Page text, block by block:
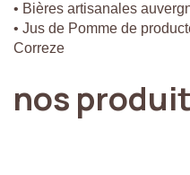
• Bières artisanales
• Jus de Pomme de
Correze
nos